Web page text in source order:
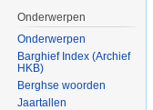
Onderwerpen
Onderwerpen
Barghief Index (Archief
HKB)
Berghse woorden
Jaartallen